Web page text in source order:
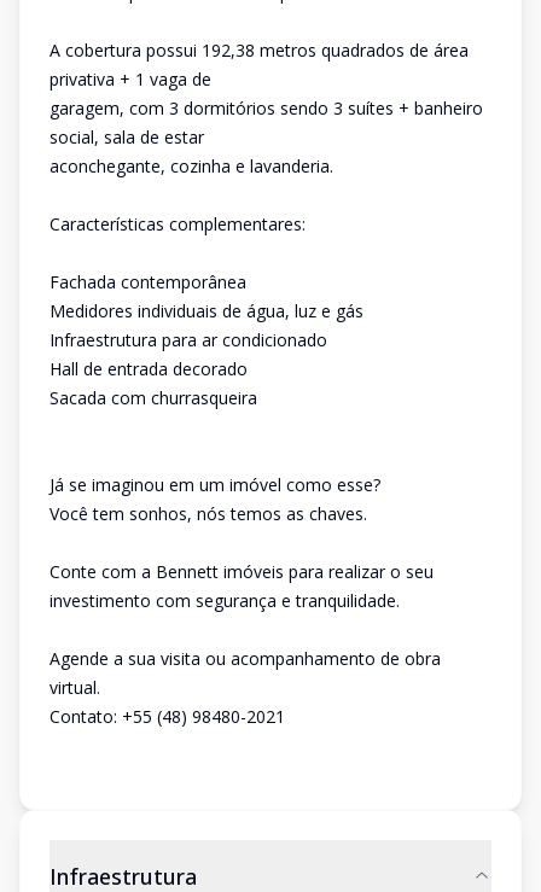
A cobertura possui 192,38 metros quadrados de área
privativa + 1 vaga de
garagem, com 3 dormitórios sendo 3 suítes + banheiro
social, sala de estar
aconchegante, cozinha e lavanderia.
Características complementares:
Fachada contemporânea
Medidores individuais de água, luz e gás
Infraestrutura para ar condicionado
Hall de entrada decorado
Sacada com churrasqueira
Já se imaginou em um imóvel como esse?
Você tem sonhos, nós temos as chaves.
Conte com a Bennett imóveis para realizar o seu
investimento com segurança e tranquilidade.
Agende a sua visita ou acompanhamento de obra
virtual.
Contato: +55 (48) 98480-2021
Infraestrutura